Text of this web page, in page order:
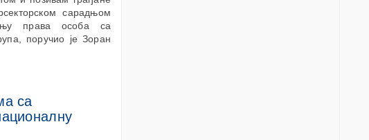
сарадњом
права особа са
поручио је Зоран
са